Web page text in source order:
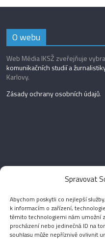
Spravovat
Abychom poskytli co nejlepší
k informacím o zařízení,
těmito technologiemi nám umožní
procházení nebo jedinečná ID na
souhlasu může nepříznivě ovlivnit
O webu
Web Média IKSŽ zveřejňuje
komunikačních studií a
Karlovy.
Zásady ochrany osobních údajů.